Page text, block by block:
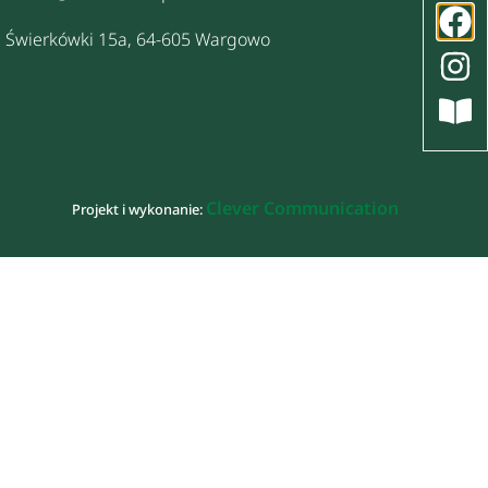
Świerkówki 15a, 64-605 Wargowo
Projekt i wykonanie: Clever Communication